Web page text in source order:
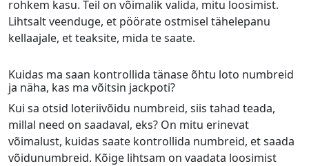
rohkem kasu. Teil on võimalik valida, mitu loosimist.
Lihtsalt veenduge, et pöörate ostmisel tähelepanu
kellaajale, et teaksite, mida te saate.
Kuidas ma saan kontrollida tänase õhtu loto numbreid
ja näha, kas ma võitsin jackpoti?
Kui sa otsid loteriivõidu numbreid, siis tahad teada,
millal need on saadaval, eks? On mitu erinevat
võimalust, kuidas saate kontrollida numbreid, et saada
võidunumbreid. Kõige lihtsam on vaadata loosimist